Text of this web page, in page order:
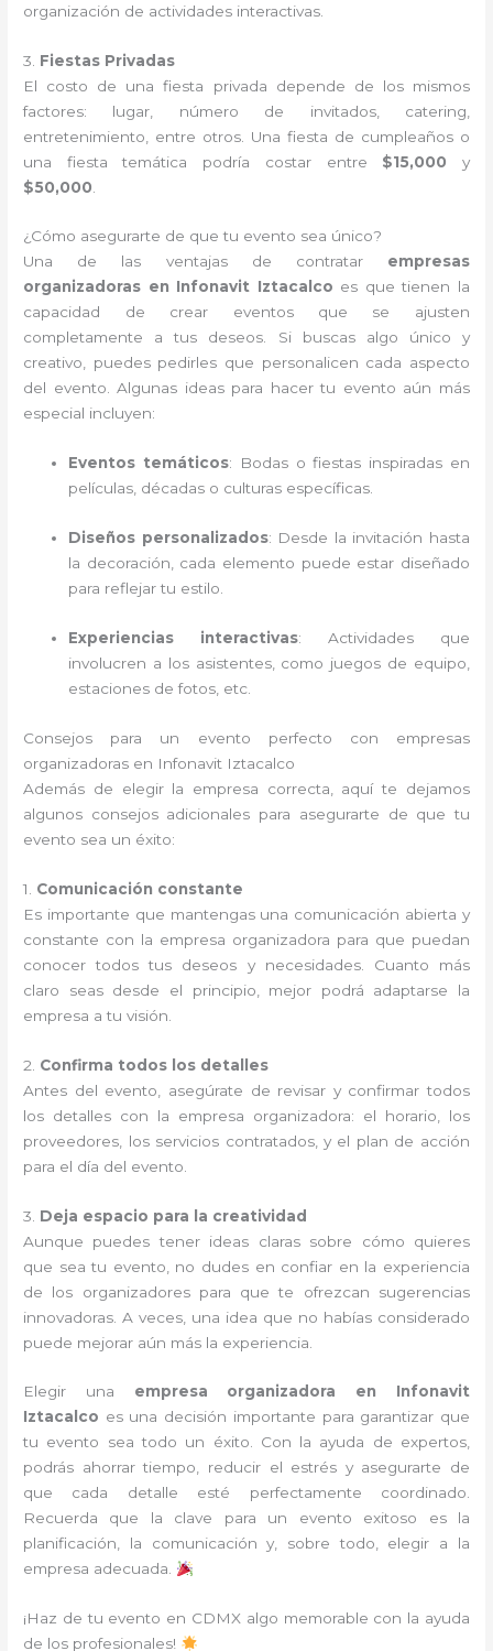
organización de actividades interactivas.
3. Fiestas Privadas
El costo de una fiesta privada depende de los mismos
factores: lugar, número de invitados, catering,
entretenimiento, entre otros. Una fiesta de cumpleaños o
una fiesta temática podría costar entre $15,000 y
$50,000
¿Cómo asegurarte de que tu evento sea único?
Una de las ventajas de contratar empresas
organizadoras en Infonavit Iztacalco es que tienen la
capacidad de crear eventos que se ajusten
completamente a tus deseos. Si buscas algo único y
creativo, puedes pedirles que personalicen cada aspecto
del evento. Algunas ideas para hacer tu evento aún más
especial incluyen:
Eventos temáticos: Bodas o fiestas inspiradas en
películas, décadas o culturas específicas.
Diseños personalizados: Desde la invitación hasta
la decoración, cada elemento puede estar diseñado
para reflejar tu estilo.
Experiencias interactivas: Actividades que
involucren a los asistentes, como juegos de equipo,
estaciones de fotos, etc.
Consejos para un evento perfecto con empresas
organizadoras en Infonavit Iztacalco
Además de elegir la empresa correcta, aquí te dejamos
algunos consejos adicionales para asegurarte de que tu
evento sea un éxito:
1. Comunicación constante
Es importante que mantengas una comunicación abierta y
constante con la empresa organizadora para que puedan
conocer todos tus deseos y necesidades. Cuanto más
claro seas desde el principio, mejor podrá adaptarse la
empresa a tu visión.
2. Confirma todos los detalles
Antes del evento, asegúrate de revisar y confirmar todos
los detalles con la empresa organizadora: el horario, los
proveedores, los servicios contratados, y el plan de acción
para el día del evento.
3. Deja espacio para la creatividad
Aunque puedes tener ideas claras sobre cómo quieres
que sea tu evento, no dudes en confiar en la experiencia
de los organizadores para que te ofrezcan sugerencias
innovadoras. A veces, una idea que no habías considerado
puede mejorar aún más la experiencia.
Elegir una empresa organizadora en Infonavit
Iztacalco es una decisión importante para garantizar que
tu evento sea todo un éxito. Con la ayuda de expertos,
podrás ahorrar tiempo, reducir el estrés y asegurarte de
que cada detalle esté perfectamente coordinado.
Recuerda que la clave para un evento exitoso es la
planificación, la comunicación y, sobre todo, elegir a la
empresa adecuada.
¡Haz de tu evento en CDMX algo memorable con la ayuda
de los profesionales!